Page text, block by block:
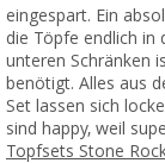
eingespart. Ein
die Töpfe endlich in
unteren Schränken
benötigt. Alles aus
Set lassen sich
sind happy, weil
Topfsets Stone